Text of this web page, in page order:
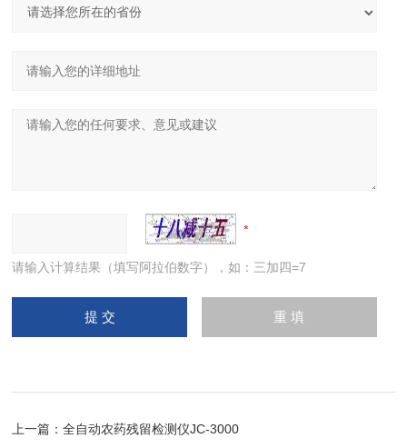
请输入计算结果（填写阿拉伯数字），如：三加四=7
上一篇：全自动农药残留检测仪JC-3000